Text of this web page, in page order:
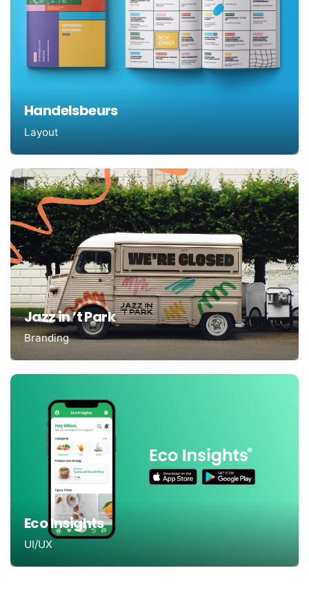
Handelsbeurs
Layout
Jazz in ’t Park
Branding
Eco Insights
UI/UX